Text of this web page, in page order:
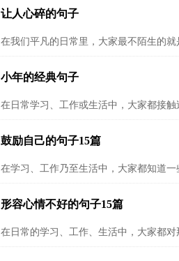
让人心碎的句子
在我们平凡的日常里，大家最不陌生的
小年的经典句子
在日常学习、工作或生活中，大家都接
鼓励自己的句子15篇
在学习、工作乃至生活中，大家都知道
形容心情不好的句子15篇
在日常的学习、工作、生活中，大家都